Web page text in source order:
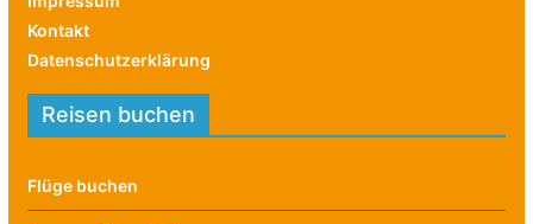
Kontakt
Datenschutzerklärung
Reisen buchen
Flüge buchen